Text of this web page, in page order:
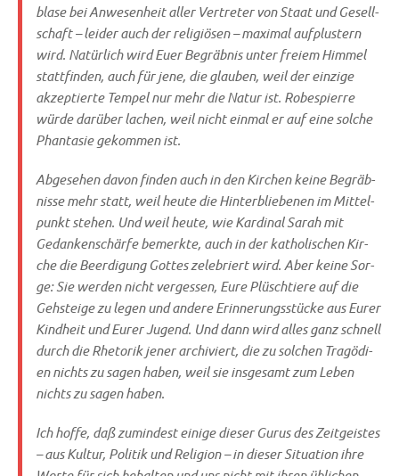
bla­se bei Anwe­sen­heit aller Ver­tre­ter von Staat und Gesell­
schaft – lei­der auch der reli­giö­sen – maxi­mal auf­plu­stern
wird. Natür­lich wird Euer Begräb­nis unter frei­em Him­mel
statt­fin­den, auch für jene, die glau­ben, weil der ein­zi­ge
akzep­tier­te Tem­pel nur mehr die Natur ist. Robes­pierre
wür­de dar­über lachen, weil nicht ein­mal er auf eine sol­che
Phan­ta­sie gekom­men ist.
Abge­se­hen davon fin­den auch in den Kir­chen kei­ne Begräb­
nis­se mehr statt, weil heu­te die Hin­ter­blie­be­nen im Mit­tel­
punkt ste­hen. Und weil heu­te, wie Kar­di­nal Sarah mit
Gedan­ken­schär­fe bemerk­te, auch in der katho­li­schen Kir­
che die Beer­di­gung Got­tes zele­briert wird. Aber kei­ne Sor­
ge: Sie wer­den nicht ver­ges­sen, Eure Plüsch­tie­re auf die
Geh­stei­ge zu legen und ande­re Erin­ne­rungs­stücke aus Eurer
Kind­heit und Eurer Jugend. Und dann wird alles ganz schnell
durch die Rhe­to­rik jener archi­viert, die zu sol­chen Tra­gö­di­
en nichts zu sagen haben, weil sie ins­ge­samt zum Leben
nichts zu sagen haben.
Ich hof­fe, daß zumin­dest eini­ge die­ser Gurus des Zeit­gei­stes
– aus Kul­tur, Poli­tik und Reli­gi­on – in die­ser Situa­ti­on ihre